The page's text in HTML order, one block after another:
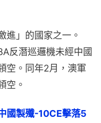
進」的國家之一。
反潛巡邏機未經中國
空。同年2月，澳軍
空。
國製殲-10CE擊落5